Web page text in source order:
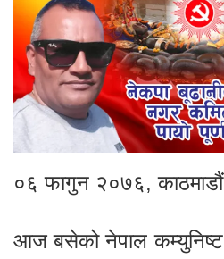
०६ फागुन २०७६, काठमाडौं
आज बसेको नेपाल कम्युनिष्ट